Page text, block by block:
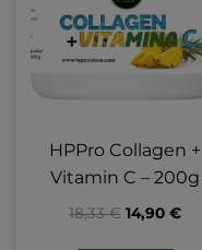
HPPro Collagen +
Vitamin C – 200g
18,33€ 14,90 €